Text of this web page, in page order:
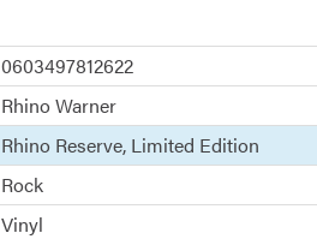
0603497812622
Rhino Warner
Rhino Reserve Limited Edition
Rock
Vinyl